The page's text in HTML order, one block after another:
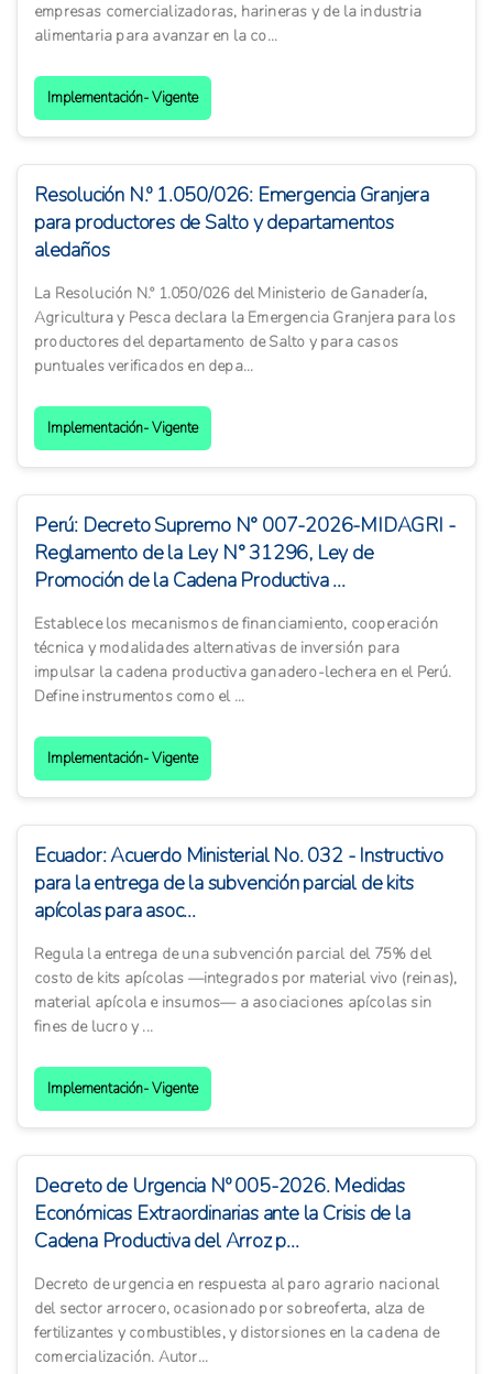
empresas comercializadoras, harineras y de la industria
alimentaria para avanzar en la co...
Implementación- Vigente
Resolución N.º 1.050/026: Emergencia Granjera
para productores de Salto y departamentos
aledaños
La Resolución N.º 1.050/026 del Ministerio de Ganadería,
Agricultura y Pesca declara la Emergencia Granjera para los
productores del departamento de Salto y para casos
puntuales verificados en depa...
Implementación- Vigente
Perú: Decreto Supremo N° 007-2026-MIDAGRI -
Reglamento de la Ley N° 31296, Ley de
Promoción de la Cadena Productiva ...
Establece los mecanismos de financiamiento, cooperación
técnica y modalidades alternativas de inversión para
impulsar la cadena productiva ganadero-lechera en el Perú.
Define instrumentos como el ...
Implementación- Vigente
Ecuador: Acuerdo Ministerial No. 032 - Instructivo
para la entrega de la subvención parcial de kits
apícolas para asoc...
Regula la entrega de una subvención parcial del 75% del
costo de kits apícolas —integrados por material vivo (reinas),
material apícola e insumos— a asociaciones apícolas sin
fines de lucro y ...
Implementación- Vigente
Decreto de Urgencia Nº 005-2026. Medidas
Económicas Extraordinarias ante la Crisis de la
Cadena Productiva del Arroz p...
Decreto de urgencia en respuesta al paro agrario nacional
del sector arrocero, ocasionado por sobreoferta, alza de
fertilizantes y combustibles, y distorsiones en la cadena de
comercialización. Autor...